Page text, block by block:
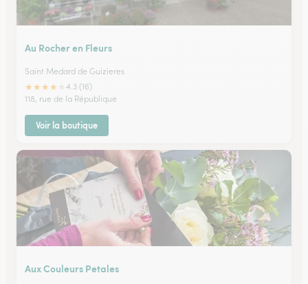
Au Rocher en Fleurs
Saint Medard de Guizieres
★★★★
4.3 (16)
118, rue de la République
Voir la boutique
Aux Couleurs Petales